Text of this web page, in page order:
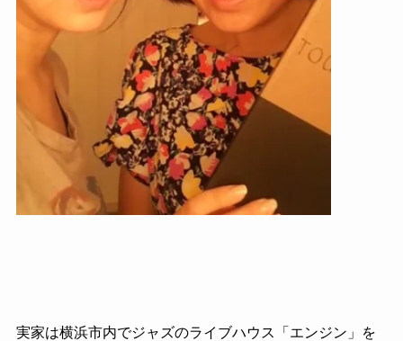
実家は横浜市内でジャズのライブハウス「エンジン」を